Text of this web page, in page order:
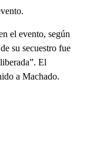
el evento, según
su secuestro fue
El
a Machado.